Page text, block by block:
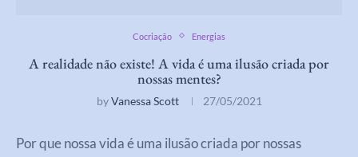
Cocriação Energias
A realidade não existe! A vida é uma ilusão criada por
nossas mentes?
byVanessa Scott 27/05/2021
Por que nossa vida é uma ilusão criada por nossas